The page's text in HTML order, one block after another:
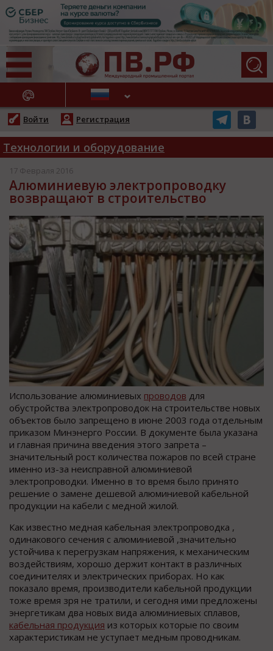
НОВОСТИ
Войти Регистрация
Технологии и оборудование
17 Февраля 2016
Алюминиевую электропроводку
возвращают в строительство
Использование алюминиевых проводов для
обустройства электропроводок на строительстве новых
объектов было запрещено в июне 2003 года отдельным
приказом Минэнерго России. В документе была указана
и главная причина введения этого запрета –
значительный рост количества пожаров по всей стране
именно из-за неисправной алюминиевой
электропроводки. Именно в то время было принято
решение о замене дешевой алюминиевой кабельной
продукции на кабели с медной жилой.
Как известно медная кабельная электропроводка ,
одинакового сечения с алюминиевой ,значительно
устойчива к перегрузкам напряжения, к механическим
воздействиям, хорошо держит контакт в различных
соединителях и электрических приборах. Но как
показало время, производители кабельной продукции
тоже время зря не тратили, и сегодня ими предложены
энергетикам два новых вида алюминиевых сплавов,
кабельная продукция из которых которые по своим
характеристикам не уступает медным проводникам.